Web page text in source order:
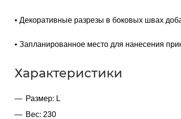
• Декоративные разрезы в боковых швах
• Запланированное место для нанесения
Характеристики
Размер: L
Вес: 230